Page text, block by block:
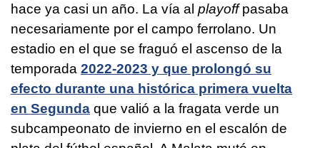
hace ya casi un año. La vía al playoffpasaba
necesariamente por el campo ferrolano. Un
estadio en el que se fraguó el ascenso de la
temporada 2022-2023 y que prolongó su
efecto durante una histórica primera vuelta
en Segunda que valió a la fragata verde un
subcampeonato de invierno en el escalón de